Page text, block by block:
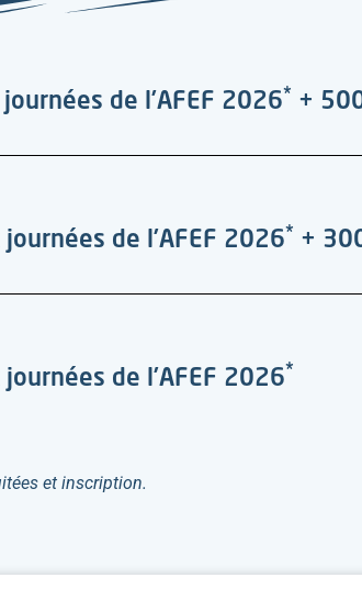
de l’AFEF 2026* +
de l’AFEF 2026* +
de l’AFEF 2026*
et inscription.